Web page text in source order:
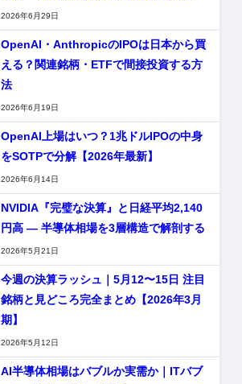
2026年6月29日
OpenAI・AnthropicのIPOは日本から買
える？関連銘柄・ETFで間接投資する方
法
2026年6月19日
OpenAI上場はいつ？1兆ドルIPOの中身
をSOTPで分解【2026年最新】
2026年6月14日
NVIDIA『完璧な決算』と日経平均2,140
円高 — 半導体相場を3層構造で解剖する
2026年5月21日
今週の決算ラッシュ｜5月12〜15日 注目
銘柄と見どころ完全まとめ【2026年3月
期】
2026年5月12日
AI半導体相場はバブルか実需か｜ITバブ